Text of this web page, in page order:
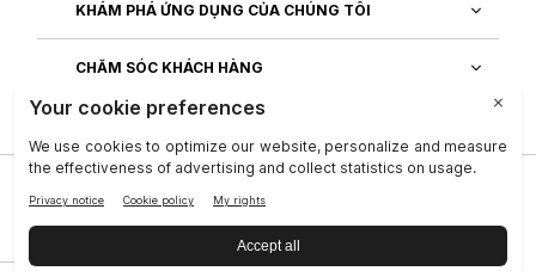
KHÁM PHÁ ỨNG DỤNG CỦA CHÚNG TÔI
CHĂM SÓC KHÁCH HÀNG
Công ty Legal Center